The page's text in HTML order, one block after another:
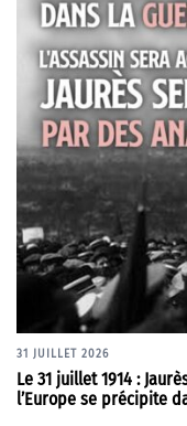
31 JUILLET 2026
Le 31 juillet 1914 :
l’Europe se précipite